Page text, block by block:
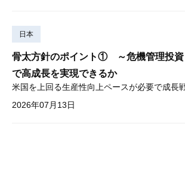
日本
骨太方針のポイント① ～危機管理投資
で高成長を実現できるか
2026年07月13日